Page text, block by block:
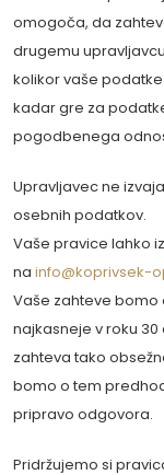
omogoča, da
drugemu
kolikor vaše
kadar gre za
pogodbenega
Upravljavec ne
osebnih podatkov.
Vaše pravice lahko
na info@koprivsek-
Vaše zahteve bomo
najkasneje v roku
zahteva tako
bomo o tem
pripravo odgovora.
Pridržujemo si